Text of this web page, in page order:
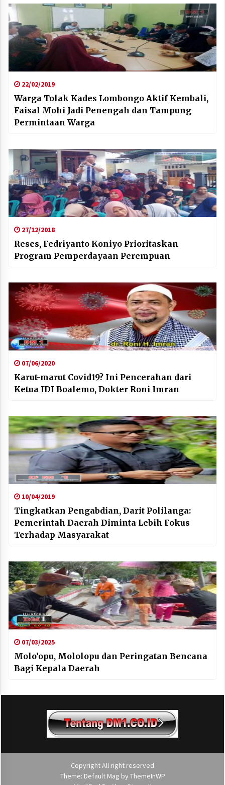
22/02/2019
Warga Tolak Kades Lombongo Aktif Kembali,
Faisal Mohi Jadi Penengah dan Tampung
Permintaan Warga
27/12/2018
Reses, Fedriyanto Koniyo Prioritaskan
Program Pemperdayaan Perempuan
07/06/2020
Karut-marut Covid19? Ini Pencerahan dari
Ketua IDI Boalemo, Dokter Roni Imran
10/04/2019
Tingkatkan Pengabdian, Darit Polilanga:
Pemerintah Daerah Diminta Lebih Fokus
Terhadap Masyarakat
07/03/2025
Molo’opu, Mololopu dan Peringatan Bencana
Bagi Kepala Daerah
Copyright All right reserved
Theme: Default Mag by ThemeInWP